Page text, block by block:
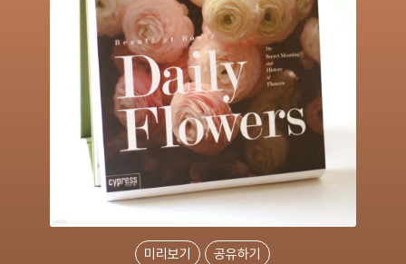
미리보기 공유하기